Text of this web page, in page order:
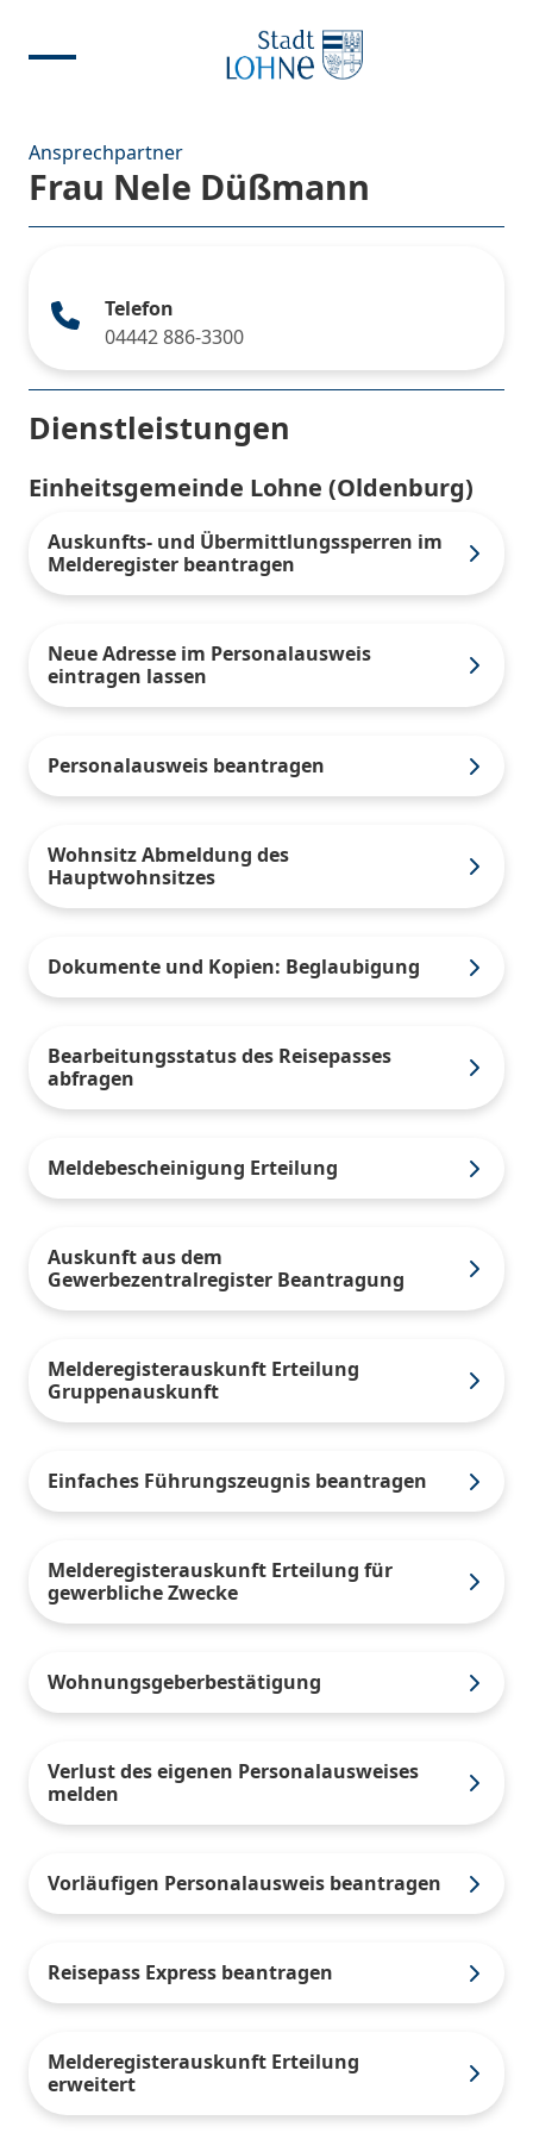
Ansprechpartner
Frau Nele Düßmann
Telefon
04442 886-3300
Dienstleistungen
Einheitsgemeinde Lohne (Oldenburg)
Auskunfts- und Übermittlungssperren im
Melderegister beantragen
Neue Adresse im Personalausweis
eintragen lassen
Personalausweis beantragen
Wohnsitz Abmeldung des
Hauptwohnsitzes
Dokumente und Kopien: Beglaubigung
Bearbeitungsstatus des Reisepasses
abfragen
Meldebescheinigung Erteilung
Auskunft aus dem
Gewerbezentralregister Beantragung
Melderegisterauskunft Erteilung
Gruppenauskunft
Einfaches Führungszeugnis beantragen
Melderegisterauskunft Erteilung für
gewerbliche Zwecke
Wohnungsgeberbestätigung
Verlust des eigenen Personalausweises
melden
Vorläufigen Personalausweis beantragen
Reisepass Express beantragen
Melderegisterauskunft Erteilung
erweitert